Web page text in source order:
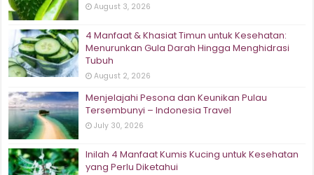
August 3, 2026
4 Manfaat & Khasiat Timun untuk Kesehatan:
Menurunkan Gula Darah Hingga Menghidrasi
Tubuh
August 2, 2026
Menjelajahi Pesona dan Keunikan Pulau
Tersembunyi – Indonesia Travel
July 30, 2026
Inilah 4 Manfaat Kumis Kucing untuk Kesehatan
yang Perlu Diketahui